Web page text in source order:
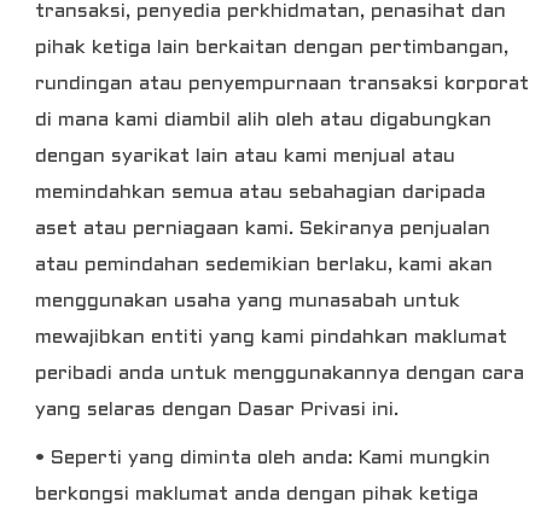
transaksi, penyedia perkhidmatan, penasihat dan
pihak ketiga lain berkaitan dengan pertimbangan,
rundingan atau penyempurnaan transaksi korporat
di mana kami diambil alih oleh atau digabungkan
dengan syarikat lain atau kami menjual atau
memindahkan semua atau sebahagian daripada
aset atau perniagaan kami. Sekiranya penjualan
atau pemindahan sedemikian berlaku, kami akan
menggunakan usaha yang munasabah untuk
mewajibkan entiti yang kami pindahkan maklumat
peribadi anda untuk menggunakannya dengan cara
yang selaras dengan Dasar Privasi ini.
• Seperti yang diminta oleh anda: Kami mungkin
berkongsi maklumat anda dengan pihak ketiga